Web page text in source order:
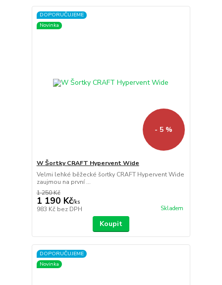
DOPORUČUJEME
Novinka
- 5 %
W Šortky CRAFT Hypervent Wide
Velmi lehké běžecké šortky CRAFT Hypervent Wide
zaujmou na první ...
1 250 Kč
1 190 Kč/ks
983 Kč bez DPH Skladem
Koupit
DOPORUČUJEME
Novinka